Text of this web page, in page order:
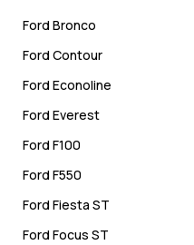
Ford Bronco
Ford Contour
Ford Econoline
Ford Everest
Ford F100
Ford F550
Ford Fiesta ST
Ford Focus ST